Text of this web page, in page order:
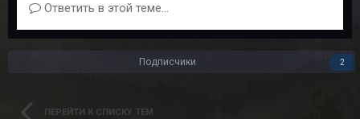
Ответить в этой теме...
Подписчики 2
ПЕРЕЙТИ К СПИСКУ ТЕМ